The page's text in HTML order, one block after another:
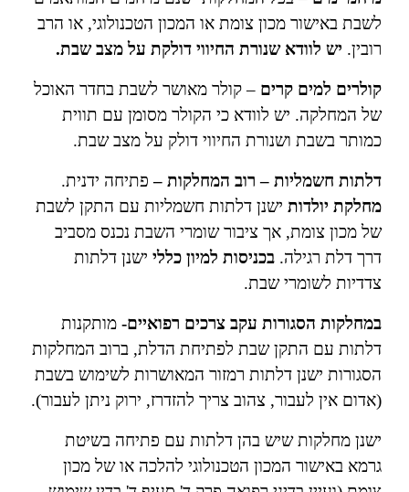
לשבת באישור מכון צומת או המכון הטכנולוגי, או הרב
רובין. יש לוודא שנורת החיווי דולקת על מצב שבת.
קולרים למים קרים– קולר מאושר לשבת בחדר האוכל
של המחלקה. יש לוודא כי הקולר מסומן עם תווית
כמותר בשבת ושנורת החיווי דולק על מצב שבת.
דלתות חשמליות – רוב המחלקות –פתיחה ידנית.
מחלקת יולדותישנן דלתות חשמליות עם התקן לשבת
של מכון צומת, אך ציבור שומרי השבת נכנס מסביב
דרך דלת רגילה.בכניסות למיון כלליישנן דלתות
צדדיות לשומרי שבת.
במחלקות הסגורות עקב צרכים רפואיים-מותקנות
דלתות עם התקן שבת לפתיחת הדלת, ברוב המחלקות
הסגורות ישנן דלתות רמזור המאושרות לשימוש בשבת
(אדום אין לעבור, צהוב צריך להזדרז, ירוק ניתן לעבור).
ישנן מחלקות שיש בהן דלתות עם פתיחה בשיטת
גרמא באישור המכון הטכנולוגי להלכה או של מכון